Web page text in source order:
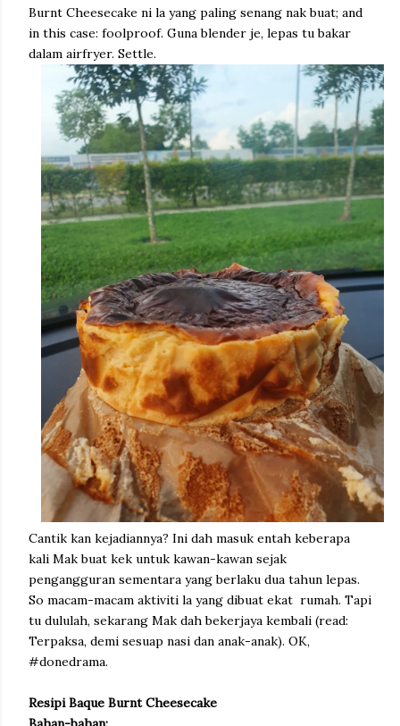
Burnt Cheesecake ni la yang paling senang nak buat; and
in this case: foolproof. Guna blender je, lepas tu bakar
dalam airfryer. Settle.
Cantik kan kejadiannya? Ini dah masuk entah keberapa
kali Mak buat kek untuk kawan-kawan sejak
pengangguran sementara yang berlaku dua tahun lepas.
So macam-macam aktiviti la yang dibuat ekat rumah. Tapi
tu dululah, sekarang Mak dah bekerjaya kembali (read:
Terpaksa, demi sesuap nasi dan anak-anak). OK,
#donedrama.
Resipi Baque Burnt Cheesecake